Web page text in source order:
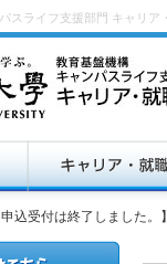
スライフ支援部門 キャリア
申込受付は終了しました